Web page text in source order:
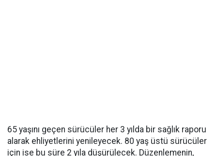
65 yaşını geçen sürücüler her 3 yılda bir sağlık raporu
alarak ehliyetlerini yenileyecek. 80 yaş üstü sürücüler
için ise bu süre 2 yıla düşürülecek. Düzenlemenin,